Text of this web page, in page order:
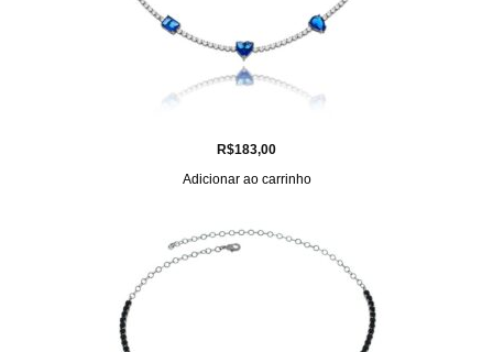
R$183,00
Adicionar ao carrinho